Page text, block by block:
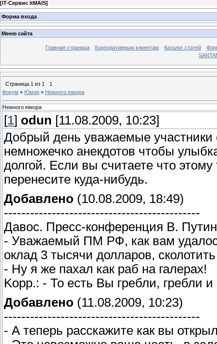
[IT-Сервис itMAIS]
Форма входа
Меню сайта
Главная страница Корпоративным клиентам Каталог статей
Страница 1 из 1
1
Форум » Юмор » Немного юмора
Немного юмора
[1] odun [11.08.2009, 10:23]
Добрый день уважаемые участники
немножечко анекдотов чтобы
долгой. Если вы считаете что
перенесите куда-нибудь.
Добавлено (10.08.2009, 18:49)
---------------------------------------------
Давос. Пресс-конференция В.
- Уважаемый ПМ РФ, как вам
оклад 3 тысячи долларов,
- Ну я же пахал как раб на галерах!
Kopp.: - То есть Вы гребли, гребли и
Добавлено (11.08.2009, 10:23)
---------------------------------------------
- А тепеpь pасскажите как вы